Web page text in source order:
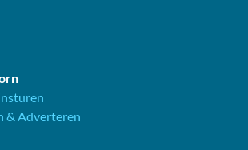
& Adverteren